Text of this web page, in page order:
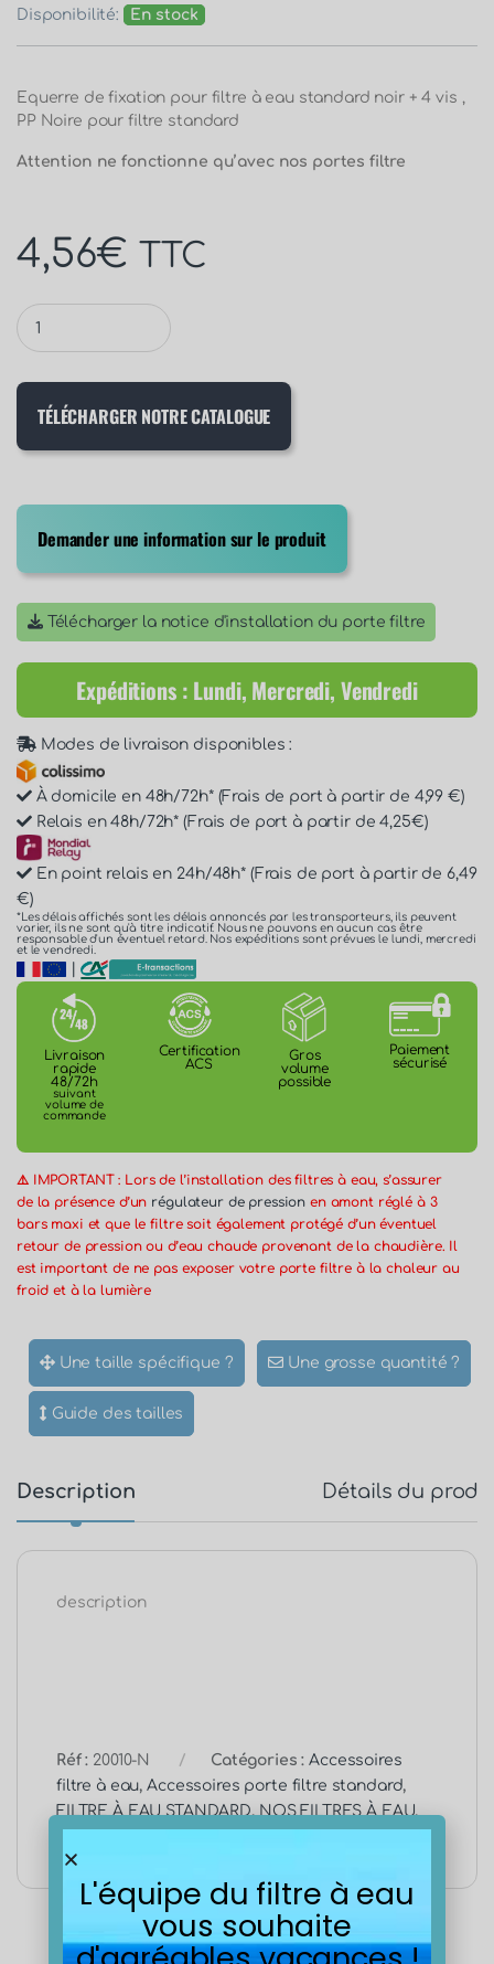
Disponibilité:
En stock
Equerre de fixation pour filtre à eau standard noir + 4 vis ,
PP Noire pour filtre standard
Attention ne fonctionne qu’avec nos portes filtre
4,56€ TTC
TÉLÉCHARGER NOTRE CATALOGUE
Demander une information sur le produit
Télécharger la notice d'installation du porte filtre
Expéditions : Lundi, Mercredi, Vendredi
Modes de livraison disponibles :
À domicile en 48h/72h* (Frais de port à partir de 4,99 €)
Relais en 48h/72h* (Frais de port à partir de 4,25€)
En point relais en 24h/48h* (Frais de port à partir de 6,49
€)
*Les délais affichés sont les délais annoncés par les transporteurs, ils peuvent
varier, ils ne sont qu'à titre indicatif. Nous ne pouvons en aucun cas être
responsable d'un éventuel retard. Nos expéditions sont prévues le lundi, mercredi
et le vendredi.
Livraison
rapide
48/72h
suivant
volume de
commande
Certification
ACS
Gros
volume
possible
Paiement
sécurisé
⚠️ IMPORTANT : Lors de l’installation des filtres à eau, s’assurer
de la présence d’un régulateur de pression en amont réglé à 3
bars maxi et que le filtre soit également protégé d’un éventuel
retour de pression ou d’eau chaude provenant de la chaudière. Il
est important de ne pas exposer votre porte filtre à la chaleur au
froid et à la lumière
Une taille spécifique ? Une grosse quantité ?
Guide des tailles
Description Détails du
description
Réf : 20010-N Catégories :Accessoires
filtre à eau,Accessoires porte filtre standard,
FILTRE À EAU STANDARD,NOS FILTRES À EAU,
L'équipe du filtre à eau
vous souhaite